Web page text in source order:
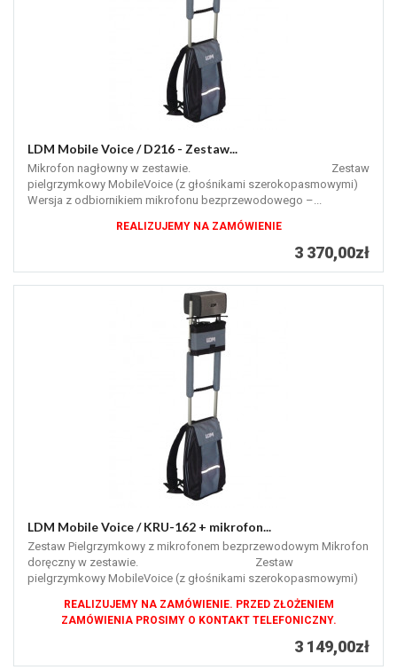
LDM Mobile Voice / D216 - Zestaw...
Mikrofon nagłowny w zestawie. Zestaw
pielgrzymkowy MobileVoice (z głośnikami szerokopasmowymi)
Wersja z odbiornikiem mikrofonu bezprzewodowego –...
REALIZUJEMY NA ZAMÓWIENIE
3 370,00zł
LDM Mobile Voice / KRU-162 + mikrofon...
Zestaw Pielgrzymkowy z mikrofonem bezprzewodowym Mikrofon
doręczny w zestawie. Zestaw
pielgrzymkowy MobileVoice (z głośnikami szerokopasmowymi)
REALIZUJEMY NA ZAMÓWIENIE. PRZED ZŁOŻENIEM
ZAMÓWIENIA PROSIMY O KONTAKT TELEFONICZNY.
3 149,00zł